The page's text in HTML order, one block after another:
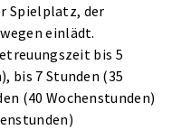
Spielplatz, der
einlädt.
bis 5
bis 7 Stunden (35
(40 Wochenstunden)